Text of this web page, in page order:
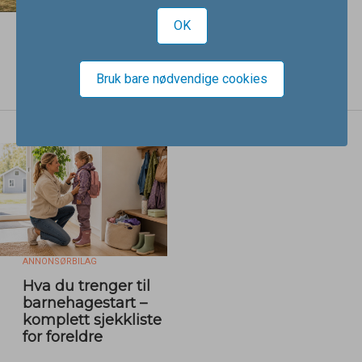
emballasje
ANNONSØRBILAG
Hva du trenger til
barnehagestart –
komplett sjekkliste
for foreldre
OK
Bruk bare nødvendige cookies